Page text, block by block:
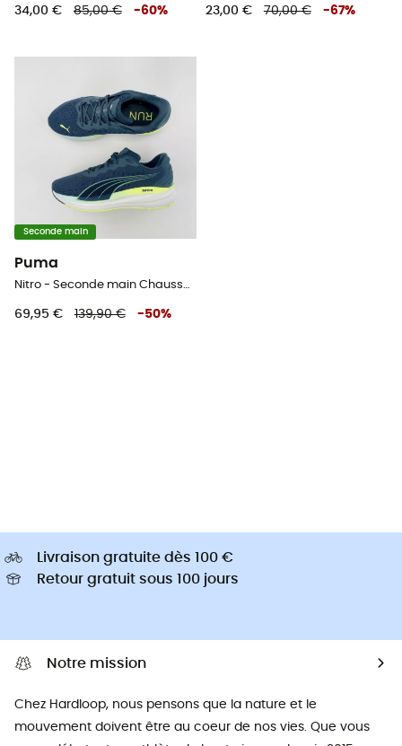
34,00 € 85,00 € -60% 23,00 € 70,00 € -67%
Seconde main
Puma
Nitro - Seconde main Chaussures running - Bleu - 41
69,95 € 139,90 € -50%
Livraison gratuite dès 100 €
Retour gratuit sous 100 jours
Notre mission
Chez Hardloop, nous pensons que la nature et le
mouvement doivent être au coeur de nos vies. Que vous